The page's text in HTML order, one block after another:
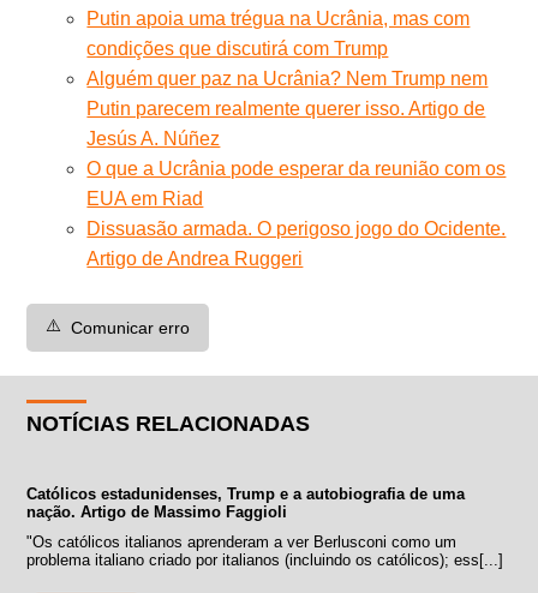
Putin apoia uma trégua na Ucrânia, mas com
condições que discutirá com Trump
Alguém quer paz na Ucrânia? Nem Trump nem
Putin parecem realmente querer isso. Artigo de
Jesús A. Núñez
O que a Ucrânia pode esperar da reunião com os
EUA em Riad
Dissuasão armada. O perigoso jogo do Ocidente.
Artigo de Andrea Ruggeri
⚠️ Comunicar erro
NOTÍCIAS RELACIONADAS
Católicos estadunidenses, Trump e a autobiografia de uma
nação. Artigo de Massimo Faggioli
"Os católicos italianos aprenderam a ver Berlusconi como um
problema italiano criado por italianos (incluindo os católicos); ess[...]